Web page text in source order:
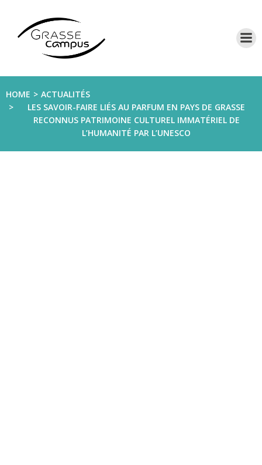
HOME
ACTUALITÉS
LES SAVOIR-FAIRE LIÉS AU PARFUM EN PAYS DE GRASSE
RECONNUS PATRIMOINE CULTUREL IMMATÉRIEL DE
L’HUMANITÉ PAR L’UNESCO